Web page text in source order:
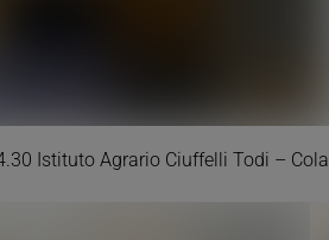
Istituto Agrario Ciuffelli Todi –